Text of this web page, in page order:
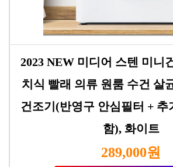
2023 NEW 미디어 스텐 미니
치식 빨래 의류 원룸 수건 살
건조기(반영구 안심필터 + 추
함), 화이트
289,000원